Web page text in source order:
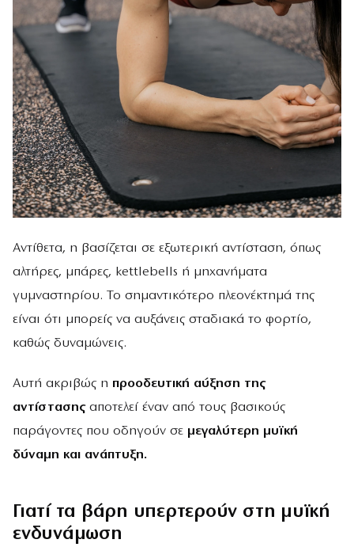
Αντίθετα, η βασίζεται σε εξωτερική αντίσταση, όπως
αλτήρες, μπάρες, kettlebells ή μηχανήματα
γυμναστηρίου. Το σημαντικότερο πλεονέκτημά της
είναι ότι μπορείς να αυξάνεις σταδιακά το φορτίο,
καθώς δυναμώνεις.
Αυτή ακριβώς η προοδευτική αύξηση της
αντίστασηςαποτελεί έναν από τους βασικούς
παράγοντες που οδηγούν σε μεγαλύτερη μυϊκή
δύναμη και ανάπτυξη.
Γιατί τα βάρη υπερτερούν στη μυϊκή
ενδυνάμωση